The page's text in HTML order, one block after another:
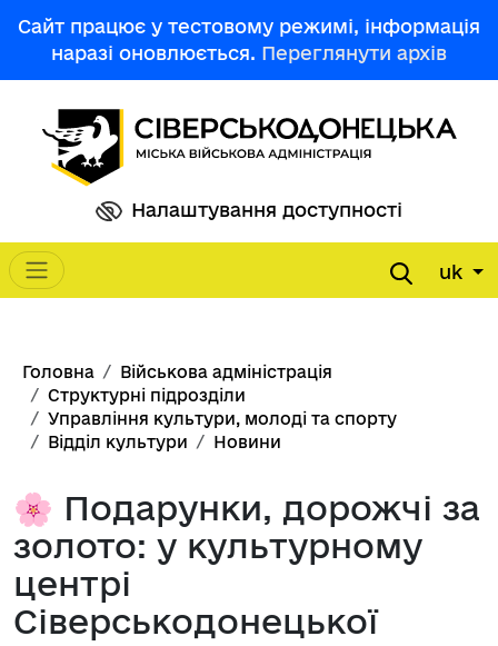
Сайт працює у тестовому режимі, інформація
наразі оновлюється. Переглянути архів
Налаштування доступності
Main navigation uk
Рядок навіґації
Головна
Військова адміністрація
Структурні підрозділи
Управління культури, молоді та спорту
Відділ культури
Новини
🌸 Подарунки, дорожчі за
золото: у культурному
центрі
Сіверськодонецької